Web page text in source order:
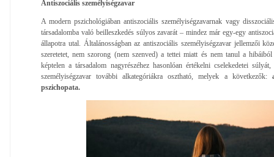
Antiszociális személyiségzavar
A modern pszichológiában antiszociális személyiségzavarnak vagy
társadalomba való beilleszkedés súlyos zavarát – mindez már egy-egy
állapotra utal. Általánosságban az antiszociális személyiségzavar jellemzői
szeretetet, nem szorong (nem szenved) a tettei miatt és nem tanul a
képtelen a társadalom nagyrészéhez hasonlóan értékelni cselekedetei
személyiségzavar további alkategóriákra osztható, melyek a következők:
pszichopata.